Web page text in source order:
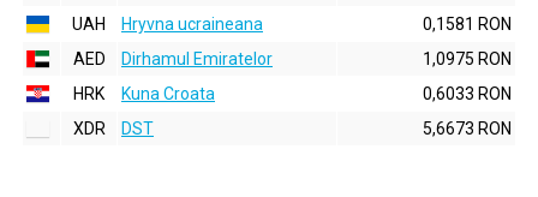
UAH
Hryvna ucraineana
0,1581 RON
AED
Dirhamul Emiratelor
1,0975 RON
HRK
Kuna Croata
0,6033 RON
XDR
DST 5,6673 RON